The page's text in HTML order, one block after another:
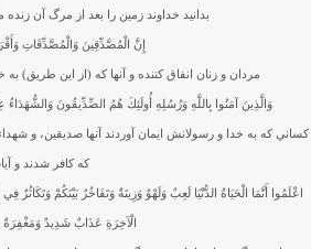
بدانيد خداوند زمين را بعد از مرگ آن زنده
إِنَّ الْمُصَّدِّقِينَ وَالْمُصَّدِّقَاتِ
مردان و زنان انفاق كننده و آنها كه (از اين طريق)
وَالَّذِينَ آمَنُوا بِاللَّهِ وَرُسُلِهِ أُولَئِكَ هُمُ الصِّدِّيقُونَ
كساني كه به خدا و رسولانش ايمان آوردند آنها صديقين، و
كه كافر شدند و
اعْلَمُوا أَنَّمَا الْحَيَاةُ الدُّنْيَا لَعِبٌ وَلَهْوٌ وَزِينَةٌ وَتَفَاخُرٌ بَيْنَكُمْ
الْآخِرَةِ عَذَابٌ شَدِيدٌ وَمَغْفِرَةٌ مِنَ